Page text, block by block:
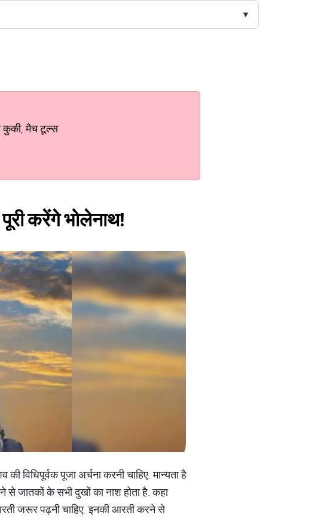
कुकी, मैच टूल्स
करेंगे भोलेनाथ!
विधिपूर्वक पूजा अर्चना करनी चाहिए. मान्यता है
से जातकों के सभी दुखों का नाश होता है. कहा
जरूर पढ़नी चाहिए. इनकी आरती करने से